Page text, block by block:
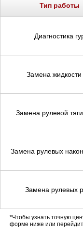
Тип работы
Диагностика
Замена жидкости
Замена рулевой
Замена рулевых
Замена рулевых
*Чтобы узнать точную
форме ниже или